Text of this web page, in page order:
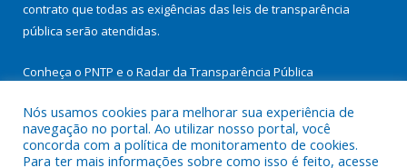
contrato que todas as exigências das leis de transparência
pública serão atendidas.
Conheça o PNTP e o Radar da Transparência Pública
Nós usamos cookies para melhorar sua experiência de
navegação no portal. Ao utilizar nosso portal, você
concorda com a política de monitoramento de cookies.
Para ter mais informações sobre como isso é feito, acesse